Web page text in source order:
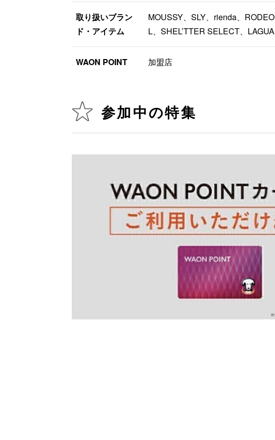
取り扱いブラン
ド・アイテム
MOUSSY、SLY、rienda、
L、SHEL’TTER SELECT、
WAON POINT 加盟店
参加中の特集